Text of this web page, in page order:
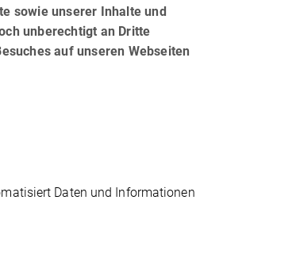
sowie unserer Inhalte und
unberechtigt an Dritte
auf unseren Webseiten
Daten und Informationen